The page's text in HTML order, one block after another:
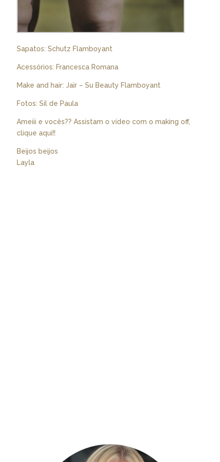
Sapatos: Schutz Flamboyant
Acessórios: Francesca Romana
Make and hair: Jair – Su Beauty Flamboyant
Fotos: Sil de Paula
Ameiii e vocês?? Assistam o vídeo com o making off,
clique aqui!!
Beijos beijos
Layla